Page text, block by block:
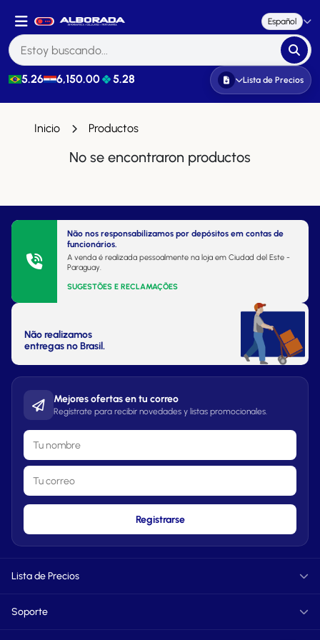
Español
5.26 6,150.00 5.28 Lista de Precios
Inicio Productos
No se encontraron productos
Não nos responsabilizamos por depósitos em contas de
funcionários.
A venda é realizada pessoalmente na loja em Ciudad del Este -
Paraguay.
SUGESTÕES E RECLAMAÇÕES
Não realizamos
entregas no Brasil.
Mejores ofertas en tu correo
Regístrate para recibir novedades y listas promocionales.
Registrarse
Lista de Precios
Soporte